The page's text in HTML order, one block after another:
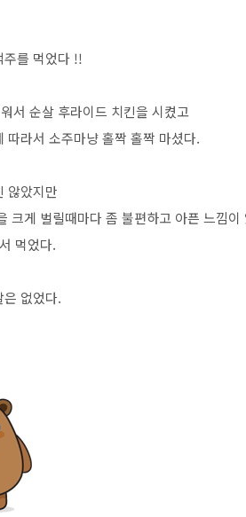
주를 먹었다 !!
서 순살 후라이드 치킨을 시켰고
따라서 소주마냥 홀짝 홀짝 마셨다.
않았지만
크게 벌릴때마다 좀 불편하고 아픈 느낌이
먹었다.
없었다.